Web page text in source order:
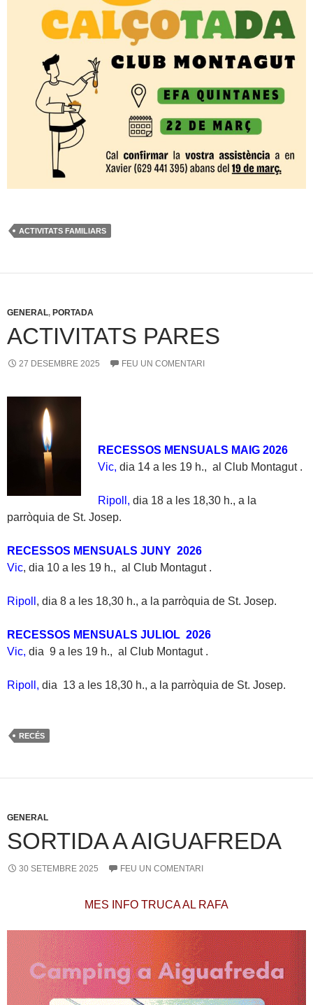
ACTIVITATS FAMILIARS
GENERAL, PORTADA
ACTIVITATS PARES
27 DESEMBRE 2025 FEU UN COMENTARI
RECESSOS MENSUALS MAIG 2026
Vic, dia 14 a les 19 h., al Club Montagut .
Ripoll, dia 18 a les 18,30 h., a la
parròquia de St. Josep.
RECESSOS MENSUALS JUNY 2026
Vic, dia 10 a les 19 h., al Club Montagut .
Ripoll , dia 8 a les 18,30 h., a la parròquia de St. Josep.
RECESSOS MENSUALS JULIOL 2026
Vic, dia 9 a les 19 h., al Club Montagut .
Ripoll, dia 13 a les 18,30 h., a la parròquia de St. Josep.
RECÉS
GENERAL
SORTIDA A AIGUAFREDA
30 SETEMBRE 2025 FEU UN COMENTARI
MES INFO TRUCA AL RAFA